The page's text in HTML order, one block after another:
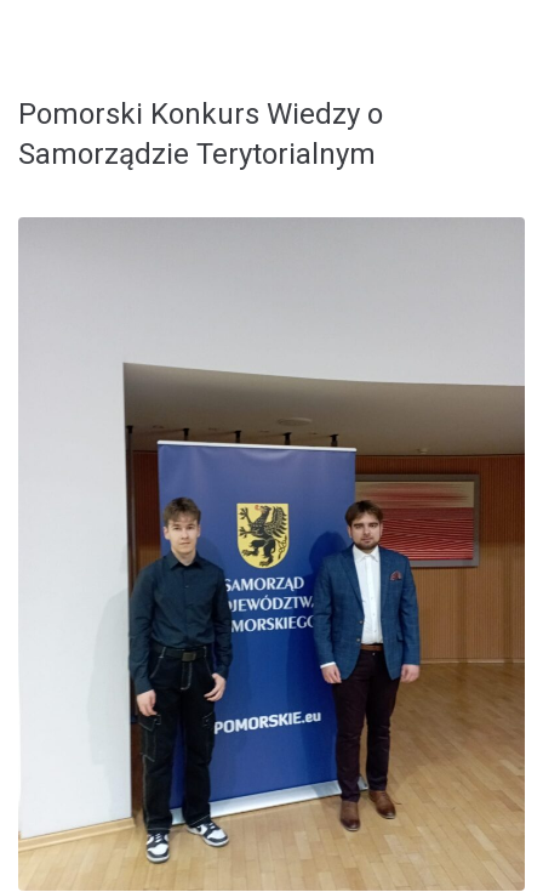
Pomorski Konkurs Wiedzy o
Samorządzie Terytorialnym